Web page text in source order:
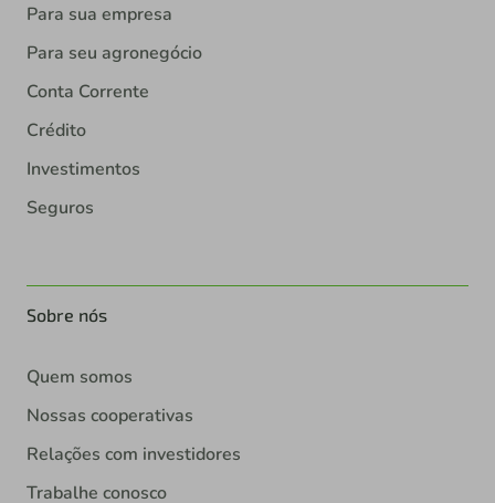
Para sua empresa
Para seu agronegócio
Conta Corrente
Crédito
Investimentos
Seguros
Sobre nós
Quem somos
Nossas cooperativas
Relações com investidores
Trabalhe conosco